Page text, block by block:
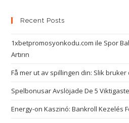
Recent Posts
1xbetpromosyonkodu.com ile Spor
Artırın
Få mer ut av spillingen din: Slik
Spelbonusar Avslöjade De 5
Energy-on Kaszinó: Bankroll Kezelés